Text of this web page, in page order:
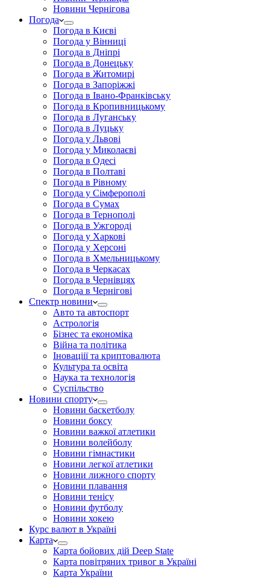
Новини Чернігова
Погода
Погода в Києві
Погода у Вінниці
Погода в Дніпрі
Погода в Донецьку
Погода в Житомирі
Погода в Запоріжжі
Погода в Івано-Франківську
Погода в Кропивницькому
Погода в Луганську
Погода в Луцьку
Погода у Львові
Погода у Миколаєві
Погода в Одесі
Погода в Полтаві
Погода в Рівному
Погода у Сімферополі
Погода в Сумах
Погода в Тернополі
Погода в Ужгороді
Погода у Харкові
Погода у Херсоні
Погода в Хмельницькому
Погода в Черкасах
Погода в Чернівцях
Погода в Чернігові
Спектр новини
Авто та автоспорт
Астрологія
Бізнес та економіка
Війна та політика
Іноваціії та криптовалюта
Культура та освіта
Наука та технологія
Суспільство
Новини спорту
Новини баскетболу
Новини боксу
Новини важкої атлетики
Новини волейболу
Новини гімнастики
Новини легкої атлетики
Новини лижного спорту
Новини плавання
Новини тенісу
Новини футболу
Новини хокею
Курс валют в Україні
Карта
Карта бойових дій Deep State
Карта повітряних тривог в Україні
Карта України